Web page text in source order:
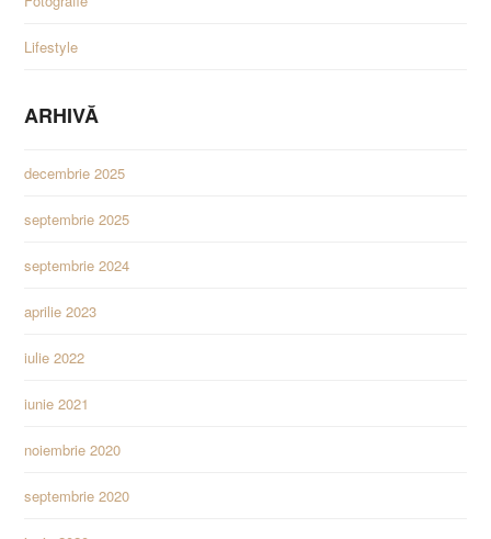
Lifestyle
ARHIVĂ
decembrie 2025
septembrie 2025
septembrie 2024
aprilie 2023
iulie 2022
iunie 2021
noiembrie 2020
septembrie 2020